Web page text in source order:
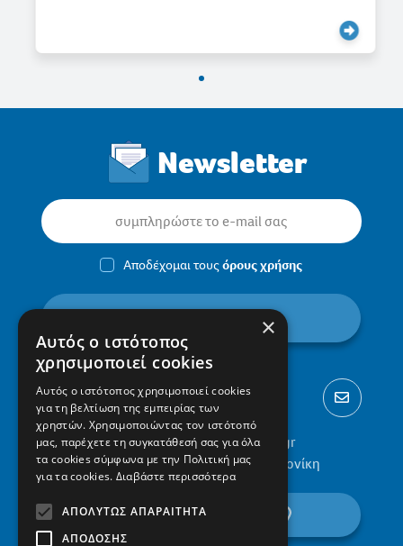
Newsletter
Αποδέχομαι τουςόρους χρήσης
2310 300002
info@protypa.gr
Ελαιώνες Πυλαίας, 555 36, Θεσσαλονίκη
βρείτε μας στον χάρτη
×
Αυτός ο ιστότοπος
χρησιμοποιεί cookies
Αυτός ο ιστότοπος χρησιμοποιεί cookies
για τη βελτίωση της εμπειρίας των
χρηστών. Χρησιμοποιώντας τον ιστότοπό
μας, παρέχετε τη συγκατάθεσή σας για όλα
τα cookies σύμφωνα με την Πολιτική μας
για τα cookies. Διαβάστε περισσότερα
ΑΠΟΛΎΤΩΣ ΑΠΑΡΑΊΤΗΤΑ
ΑΠΌΔΟΣΗΣ